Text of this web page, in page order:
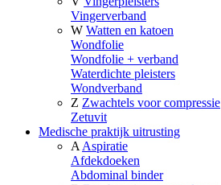
Vingerverband
W Watten en katoen
Wondfolie
Wondfolie + verband
Waterdichte pleisters
Wondverband
Z Zwachtels voor compressie
Zetuvit
Medische praktijk uitrusting
A Aspiratie
Afdekdoeken
Abdominal binder